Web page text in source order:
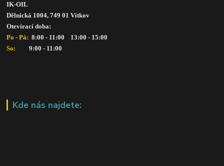
IK-OIL
Dělnická 1004, 749 01 Vítkov
Otevírací doba:
Po - Pá: 8:00 - 11:00    13:00 - 15:00
So:
      9:00 - 11:00
Kde nás najdete: